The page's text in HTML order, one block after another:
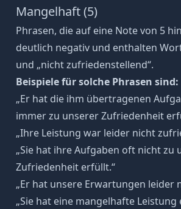
Mangelhaft (5)
Phrasen, die auf eine Note von 5
deutlich negativ und enthalten
und „nicht zufriedenstellend“.
Beispiele für solche Phrasen sind:
„Er hat die ihm übertragenen
immer zu unserer Zufriedenheit
„Ihre Leistung war leider nicht
„Sie hat ihre Aufgaben oft nicht zu
Zufriedenheit erfüllt.“
„Er hat unsere Erwartungen leider
„Sie hat eine mangelhafte Leistung